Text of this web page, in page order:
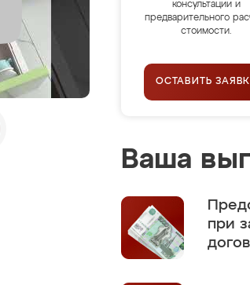
консультации и
предварительного
стоимости.
ОСТАВИТЬ
Ваша
при